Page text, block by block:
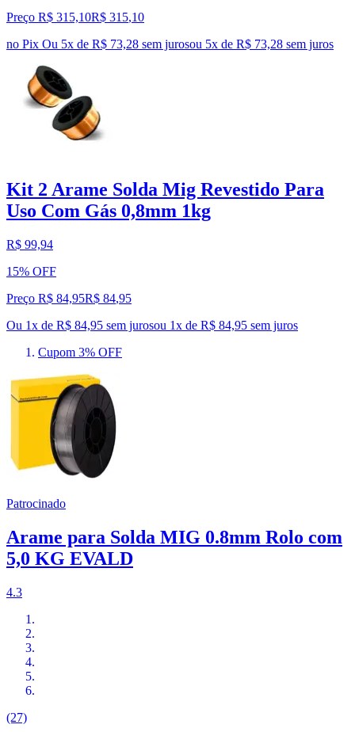
Preço R$ 315,10R$ 315,10
no Pix Ou 5x de R$ 73,28 sem jurosou 5x de R$ 73,28 sem juros
Kit 2 Arame Solda Mig Revestido Para
Uso Com Gás 0,8mm 1kg
R$ 99,94
15% OFF
Preço R$ 84,95R$ 84,95
Ou 1x de R$ 84,95 sem jurosou 1x de R$ 84,95 sem juros
Cupom 3% OFF
Patrocinado
Arame para Solda MIG 0.8mm Rolo com
5,0 KG EVALD
4.3
(27)